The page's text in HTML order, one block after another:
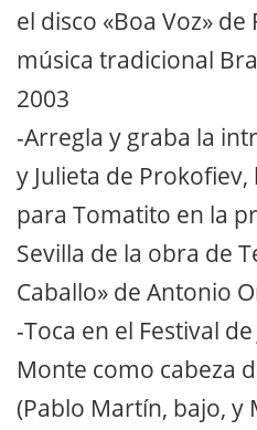
el disco «Boa Voz» de
música tradicional
2003
-Arregla y graba la
y Julieta de
para Tomatito en la
Sevilla de la obra de
Caballo» de Antonio
-Toca en el Festival
Monte como cabeza
(Pablo Martín, bajo, y